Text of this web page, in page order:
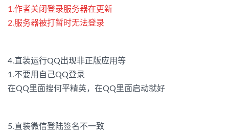
1.作者关闭登录服务器在更新
2.服务器被打暂时无法登录
4.直装运行QQ出现非正版应用等
1.不要用自己QQ登录
在QQ里面搜何平精英，在QQ里面启动就好
5.直装微信登陆签名不一致